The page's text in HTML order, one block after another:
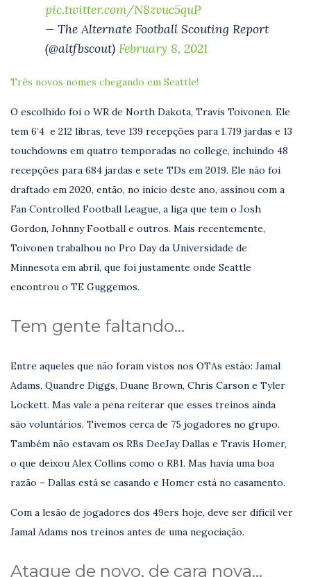
pic.twitter.com/N8zvuc5quP
— The Alternate Football Scouting Report
(@altfbscout) February 8, 2021
Três novos nomes chegando em Seattle!
O escolhido foi o WR de North Dakota, Travis Toivonen. Ele
tem 6’4 e 212 libras, teve 139 recepções para 1.719 jardas e 13
touchdowns em quatro temporadas no college, incluindo 48
recepções para 684 jardas e sete TDs em 2019. Ele não foi
draftado em 2020, então, no início deste ano, assinou com a
Fan Controlled Football League, a liga que tem o Josh
Gordon, Johnny Football e outros. Mais recentemente,
Toivonen trabalhou no Pro Day da Universidade de
Minnesota em abril, que foi justamente onde Seattle
encontrou o TE Guggemos.
Tem gente faltando…
Entre aqueles que não foram vistos nos OTAs estão: Jamal
Adams, Quandre Diggs, Duane Brown, Chris Carson e Tyler
Lockett. Mas vale a pena reiterar que esses treinos ainda
são voluntários. Tivemos cerca de 75 jogadores no grupo.
Também não estavam os RBs DeeJay Dallas e Travis Homer,
o que deixou Alex Collins como o RB1. Mas havia uma boa
razão – Dallas está se casando e Homer está no casamento.
Com a lesão de jogadores dos 49ers hoje, deve ser difícil ver
Jamal Adams nos treinos antes de uma negociação.
Ataque de novo, de cara nova…